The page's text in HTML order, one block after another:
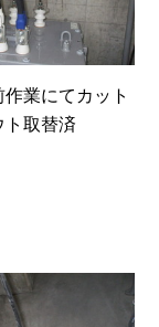
業にてカット
ト取替済